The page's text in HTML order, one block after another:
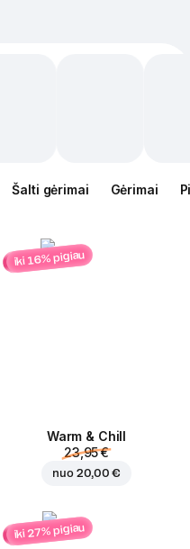
Šalti gėrimai Gėrimai
iki 16% pigiau
Warm & Chill
23,95 €
nuo 20,00 €
iki 27% pigiau